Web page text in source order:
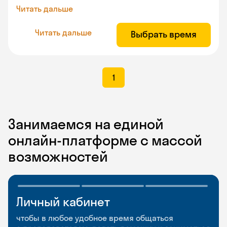
Читать дальше
Читать дальше Выбрать время
1
Занимаемся на единой
онлайн-платформе с массой
возможностей
Личный кабинет
чтобы в любое удобное время общаться
Мобильное
приложение
Разговорные клубы
и Talks